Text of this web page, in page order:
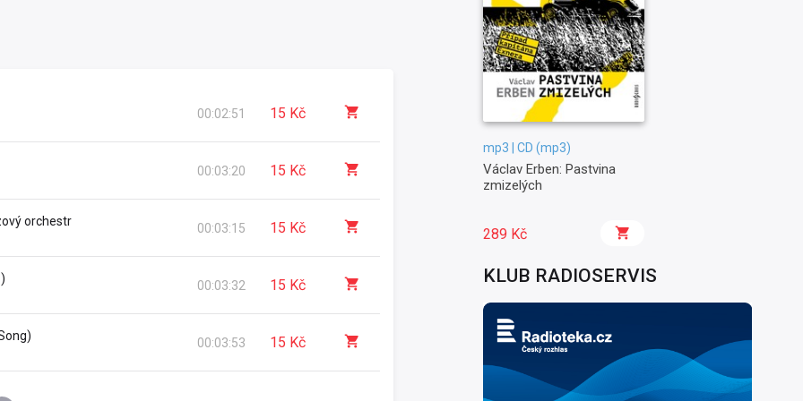
00:02:51 15 Kč
00:03:20 15 Kč
orchestr 00:03:15 15 Kč
00:03:32 15 Kč
00:03:53 15 Kč
mp3 | CD (mp3)
Václav Erben: Pastvina
zmizelých
289 Kč
KLUB RADIOSERVIS